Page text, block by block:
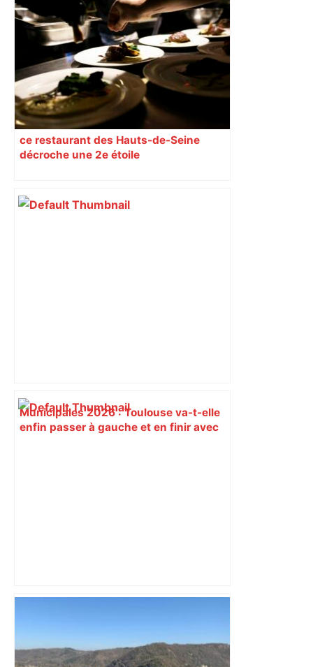
L’heure d’été est là : Rodez, Toulouse,
Perpignan… voici quand le soleil va se
coucher durant les prochains jours, en
Occitanie – Centre Presse Aveyron
ce restaurant des Hauts-de-Seine
décroche une 2e étoile
Municipales 2026 : Toulouse va-t-elle
enfin passer à gauche et en finir avec
Agence